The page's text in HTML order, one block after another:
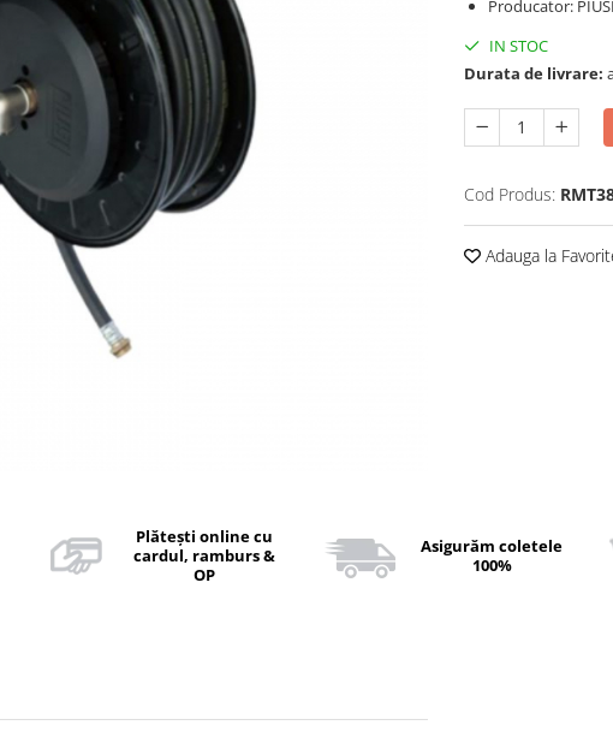
Facebook
Producator: PIUSI
IN STOC
Durata de livrare:
Cod Produs:
Adauga la
Plătești online cu
cardul, ramburs &
OP
Asigurăm coletele
100%